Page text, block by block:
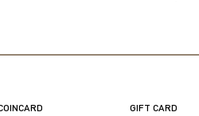
GIFT CARD